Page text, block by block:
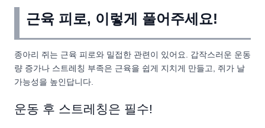
근육 피로, 이렇게 풀어주세요!
종아리 쥐는 근육 피로와 밀접한 관련이 있어요. 갑작스러운 운동
량 증가나 스트레칭 부족은 근육을 쉽게 지치게 만들고, 쥐가 날
가능성을 높인답니다.
운동 후 스트레칭은 필수!